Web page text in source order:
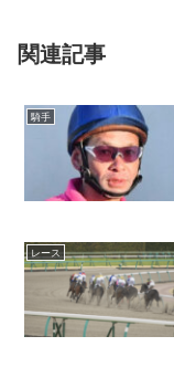
関連記事
騎手
レース